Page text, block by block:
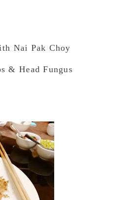
Nai Pak Choy
& Head Fungus